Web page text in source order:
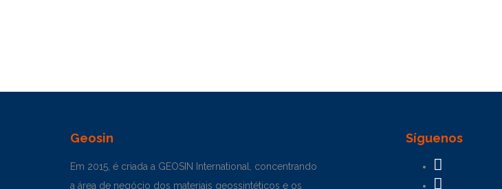
Geosin
Em 2015, é criada a GEOSIN International, concentrando
a área de negócio dos materiais geossintéticos e os
Síguenos